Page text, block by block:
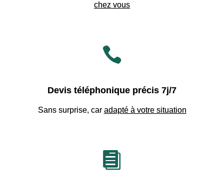
chez vous

Devis téléphonique précis 7j/7
Sans surprise, car adapté à votre situation
